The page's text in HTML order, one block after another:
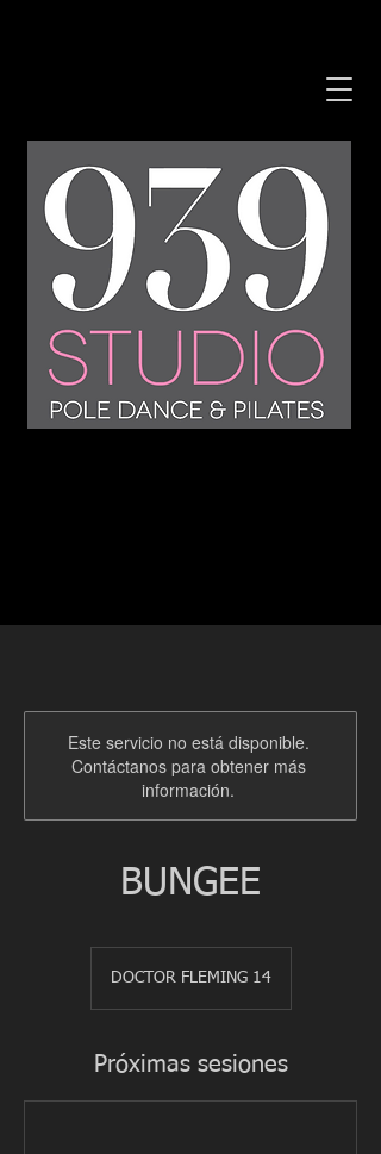
Este servicio no está disponible.
Contáctanos para obtener más
información.
BUNGEE
DOCTOR FLEMING 14
Próximas sesiones